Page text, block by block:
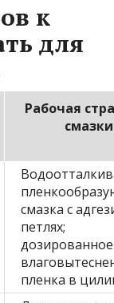
к
для
Рабочая
смазки
смазка с
петлях;
дозированное
пленка в